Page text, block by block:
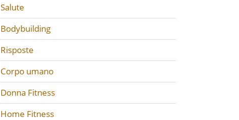
Salute
Bodybuilding
Risposte
Corpo umano
Donna Fitness
Home Fitness